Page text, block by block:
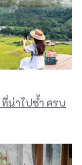
ที่น่าไปซ้ำ ครบ